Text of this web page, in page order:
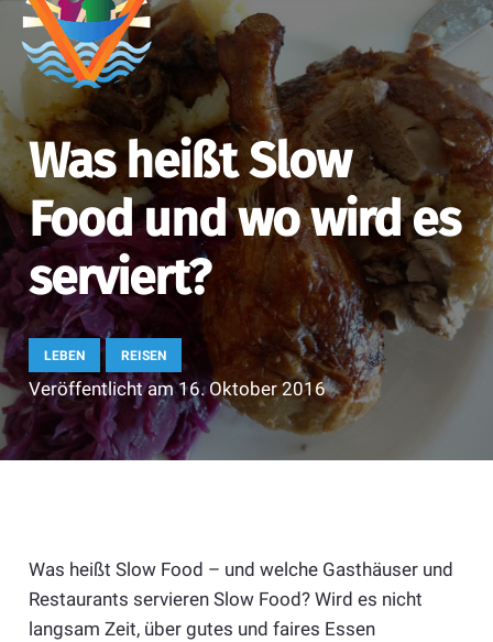
Was heißt Slow
Food und wo wird es
serviert?
LEBEN REISEN
Veröffentlicht am16. Oktober 2016
Was heißt Slow Food – und welche Gasthäuser und
Restaurants servieren Slow Food? Wird es nicht
langsam Zeit, über gutes und faires Essen